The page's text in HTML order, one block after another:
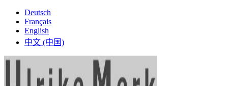
Deutsch
Français
English
中文 (中国)